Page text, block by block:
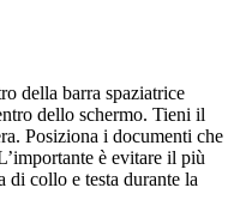
della barra spaziatrice
dello schermo. Tieni il
Posiziona i documenti che
è evitare il più
di collo e testa durante la